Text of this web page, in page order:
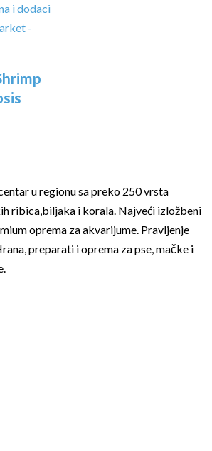
u regionu sa preko 250 vrsta
ribica,biljaka i korala. Najveći izložbeni
oprema za akvarijume. Pravljenje
preparati i oprema za pse, mačke i